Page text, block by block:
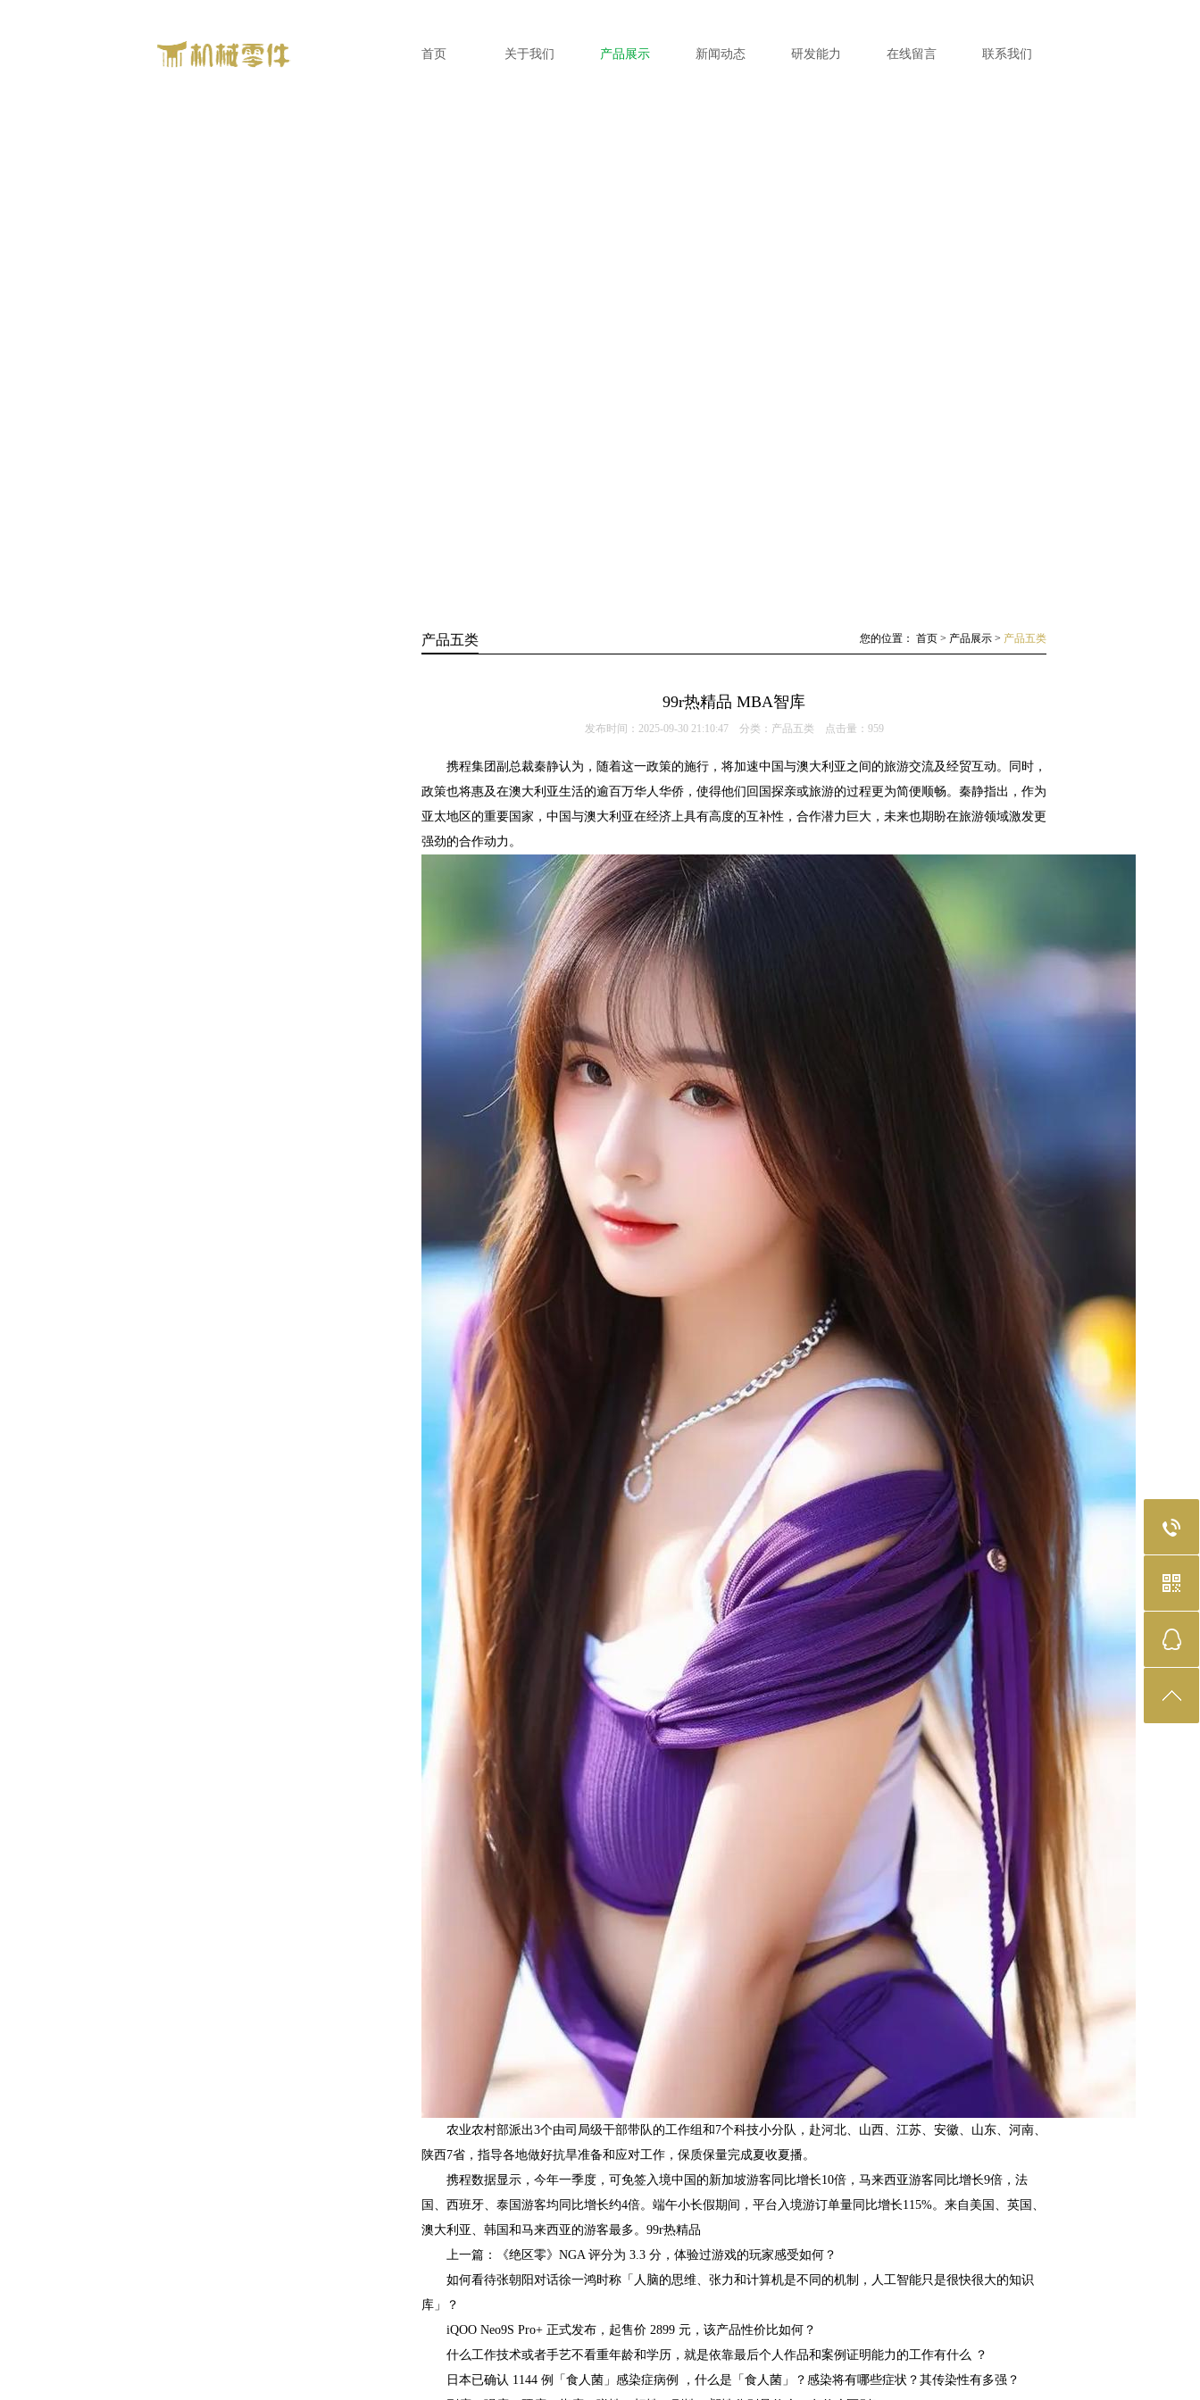
首页 关于我们 产品展示 新闻动态 研发能力 在线留言 联系我们
产品五类 您的位置： 首页 > 产品展示 > 产品五类
99r热精品 MBA智库
发布时间：2025-09-30 21:10:47 分类： 产品五类 点击量： 959
携程集团副总裁秦静认为，随着这一政策的施行，将加速中国与澳大利亚之间的旅游交流及经贸互动。同时，
政策也将惠及在澳大利亚生活的逾百万华人华侨，使得他们回国探亲或旅游的过程更为简便顺畅。秦静指出，作为
亚太地区的重要国家，中国与澳大利亚在经济上具有高度的互补性，合作潜力巨大，未来也期盼在旅游领域激发更
强劲的合作动力。
农业农村部派出3个由司局级干部带队的工作组和7个科技小分队，赴河北、山西、江苏、安徽、山东、河南、
陕西7省，指导各地做好抗旱准备和应对工作，保质保量完成夏收夏播。
携程数据显示，今年一季度，可免签入境中国的新加坡游客同比增长10倍，马来西亚游客同比增长9倍，法
国、西班牙、泰国游客均同比增长约4倍。端午小长假期间，平台入境游订单量同比增长115%。来自美国、英国、
澳大利亚、韩国和马来西亚的游客最多。99r热精品
上一篇：《绝区零》NGA 评分为 3.3 分，体验过游戏的玩家感受如何？
如何看待张朝阳对话徐一鸿时称「人脑的思维、张力和计算机是不同的机制，人工智能只是很快很大的知识
库」？
iQOO Neo9S Pro+ 正式发布，起售价 2899 元，该产品性价比如何？
什么工作技术或者手艺不看重年龄和学历，就是依靠最后个人作品和案例证明能力的工作有什么 ？
日本已确认 1144 例「食人菌」感染症病例 ，什么是「食人菌」？感染将有哪些症状？其传染性有多强？